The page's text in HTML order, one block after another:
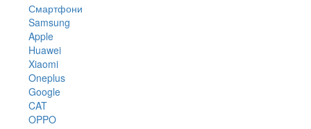
Смартфони
Samsung
Apple
Huawei
Xiaomi
Oneplus
Google
CAT
OPPO